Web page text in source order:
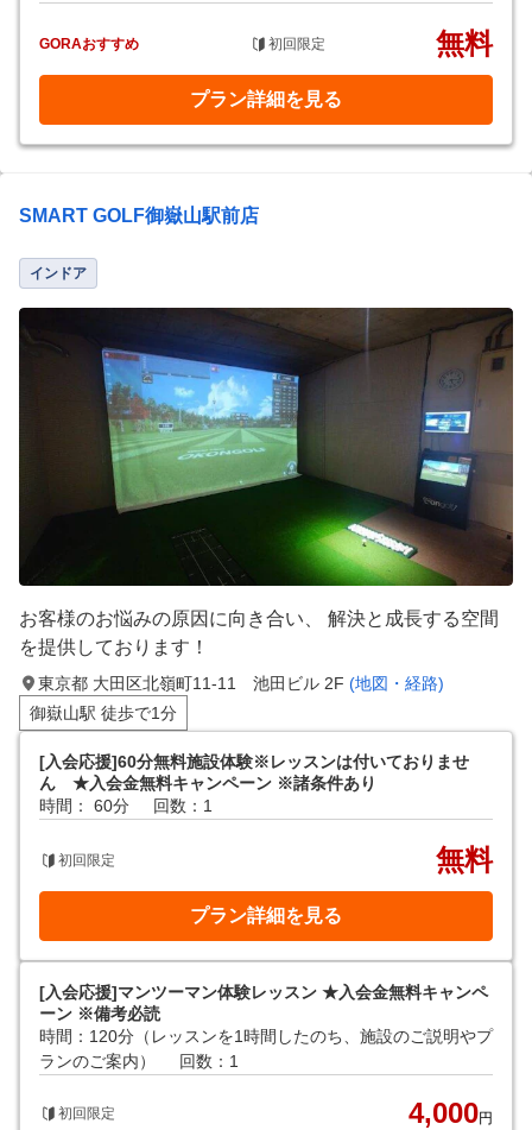
GORAおすすめ 初回限定 無料
プラン詳細を見る
SMART GOLF御嶽山駅前店
インドア
お客様のお悩みの原因に向き合い、 解決と成長する空間
を提供しております！
東京都 大田区北嶺町11-11 池田ビル 2F (地図・経路)
御嶽山駅 徒歩で1分
[入会応援]60分無料施設体験※レッスンは付いておりませ
ん ★入会金無料キャンペーン ※諸条件あり
時間： 60分
回数：1
初回限定 無料
プラン詳細を見る
[入会応援]マンツーマン体験レッスン ★入会金無料キャンペ
ーン ※備考必読
時間：120分（レッスンを1時間したのち、施設のご説明やプ
ランのご案内）
回数：1
初回限定 4,000円